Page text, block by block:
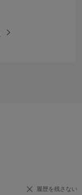
履歴を残さない